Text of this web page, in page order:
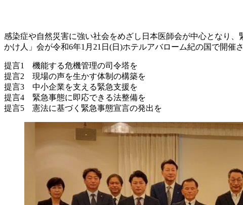
感染症や自然災害に強い社会をめざし日本医師会が中心となり
かけ人」会が令和6年1月21日(日)ホテルアバローム紀の国で開催
提言1 機能する危機管理の司令塔を
提言2 現場の声を生かす体制の構築を
提言3 中小企業を支える緊急支援を
提言4 緊急事態に即応できる法整備を
提言5 憲法に基づく緊急事態宣言の発出を